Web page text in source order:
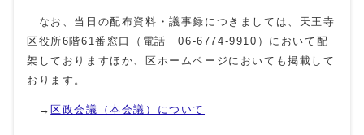
なお、当日の配布資料・議事録につきましては、天王寺
区役所6階61番窓口（電話 06-6774-9910）において配
架しておりますほか、区ホームページにおいても掲載して
おります。
→ 区政会議（本会議）について